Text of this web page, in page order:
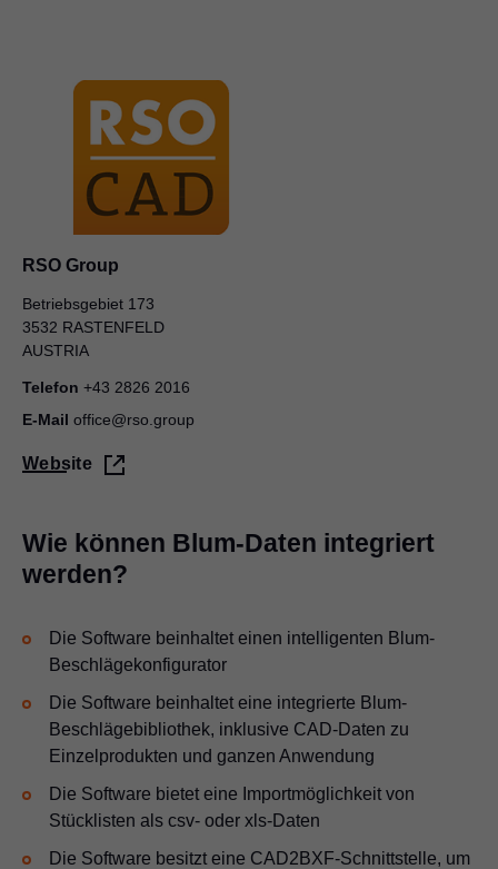
RSO Group
Betriebsgebiet 173
3532 RASTENFELD
AUSTRIA
Telefon +43 2826 2016
E-Mail office@rso.group
Website
Wie können Blum-Daten integriert
werden?
Die Software beinhaltet einen intelligenten Blum-
Beschlägekonfigurator
Die Software beinhaltet eine integrierte Blum-
Beschlägebibliothek, inklusive CAD-Daten zu
Einzelprodukten und ganzen Anwendung
Die Software bietet eine Importmöglichkeit von
Stücklisten als csv- oder xls-Daten
Die Software besitzt eine CAD2BXF-Schnittstelle, um